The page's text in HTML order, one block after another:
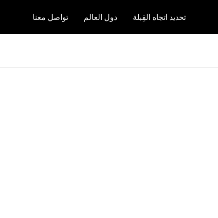
تحديد اتجاه القِبلة دول العالم تواصل معنا